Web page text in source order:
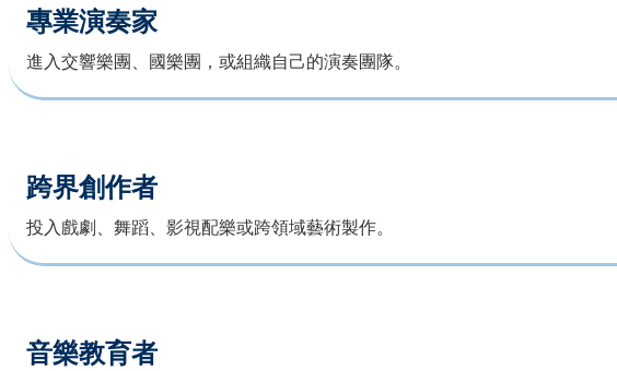
專業演奏家
進入交響樂團、國樂團，或組織自己的演奏團隊。
跨界創作者
投入戲劇、舞蹈、影視配樂或跨領域藝術製作。
音樂教育者